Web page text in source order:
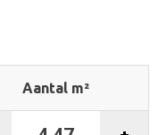
Aantal m²